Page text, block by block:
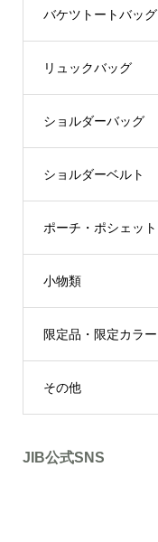
バケツトートバッグ
リュックバッグ
ショルダーバッグ
ショルダーベルト
ポーチ・ポシェット
小物類
限定品・限定カラー
その他
JIB公式SNS